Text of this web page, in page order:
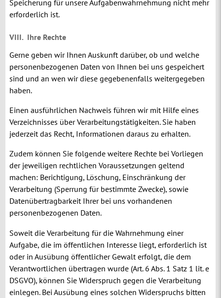
Speicherung für unsere Aufgabenwahrnehmung nicht mehr
erforderlich ist.
VIII. Ihre Rechte
Gerne geben wir Ihnen Auskunft darüber, ob und welche
personenbezogenen Daten von Ihnen bei uns gespeichert
sind und an wen wir diese gegebenenfalls weitergegeben
haben.
Einen ausführlichen Nachweis führen wir mit Hilfe eines
Verzeichnisses über Verarbeitungstätigkeiten. Sie haben
jederzeit das Recht, Informationen daraus zu erhalten.
Zudem können Sie folgende weitere Rechte bei Vorliegen
der jeweiligen rechtlichen Voraussetzungen geltend
machen: Berichtigung, Löschung, Einschränkung der
Verarbeitung (Sperrung für bestimmte Zwecke), sowie
Datenübertragbarkeit Ihrer bei uns vorhandenen
personenbezogenen Daten.
Soweit die Verarbeitung für die Wahrnehmung einer
Aufgabe, die im öffentlichen Interesse liegt, erforderlich ist
oder in Ausübung öffentlicher Gewalt erfolgt, die dem
Verantwortlichen übertragen wurde (Art. 6 Abs. 1 Satz 1 lit. e
DSGVO), können Sie Widerspruch gegen die Verarbeitung
einlegen. Bei Ausübung eines solchen Widerspruchs bitten